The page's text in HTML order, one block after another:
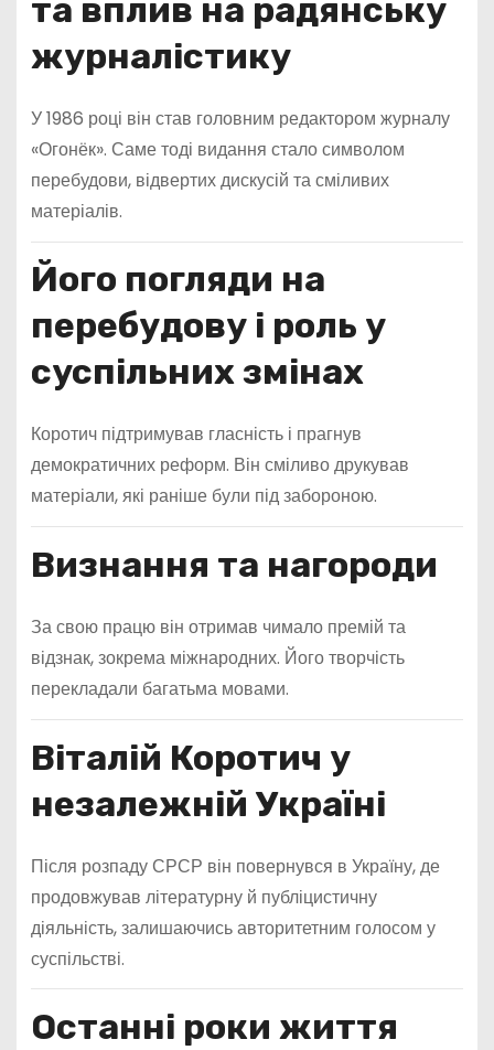
та вплив на радянську
журналістику
У 1986 році він став головним редактором журналу
«Огонёк». Саме тоді видання стало символом
перебудови, відвертих дискусій та сміливих
матеріалів.
Його погляди на
перебудову і роль у
суспільних змінах
Коротич підтримував гласність і прагнув
демократичних реформ. Він сміливо друкував
матеріали, які раніше були під забороною.
Визнання та нагороди
За свою працю він отримав чимало премій та
відзнак, зокрема міжнародних. Його творчість
перекладали багатьма мовами.
Віталій Коротич у
незалежній Україні
Після розпаду СРСР він повернувся в Україну, де
продовжував літературну й публіцистичну
діяльність, залишаючись авторитетним голосом у
суспільстві.
Останні роки життя